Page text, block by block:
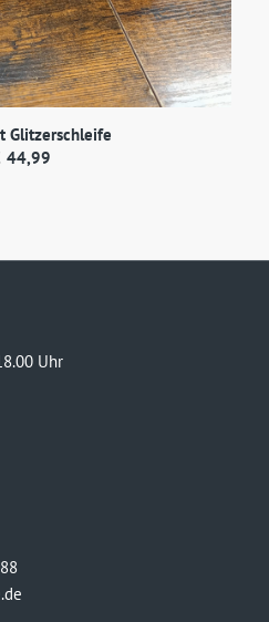
Glitzerschleife
44,99
Uhr